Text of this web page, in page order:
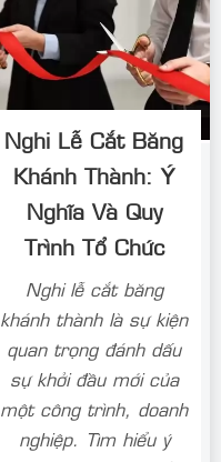
Nghi Lễ Cắt Băng
Khánh Thành: Ý
Nghĩa Và Quy
Trình Tổ Chức
Nghi lễ cắt băng
khánh thành là sự kiện
quan trọng đánh dấu
sự khởi đầu mới của
một công trình, doanh
nghiệp. Tìm hiểu ý